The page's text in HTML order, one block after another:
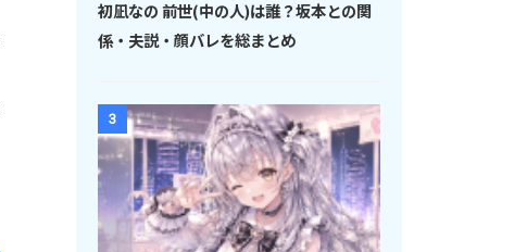
初凪なの 前世(中の人)は誰？坂本との関
係・夫説・顔バレを総まとめ
3